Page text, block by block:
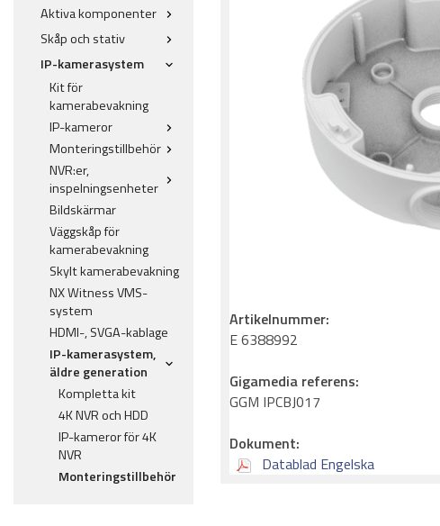
Aktiva komponenter
Skåp och stativ
IP-kamerasystem
Kit för
kamerabevakning
IP-kameror
Monteringstillbehör
NVR:er,
inspelningsenheter
Bildskärmar
Väggskåp för
kamerabevakning
Skylt kamerabevakning
NX Witness VMS-
system
HDMI-, SVGA-kablage
IP-kamerasystem,
äldre generation
Kompletta kit
4K NVR och HDD
IP-kameror för 4K
NVR
Monteringstillbehör
Artikelnummer:
E 6388992
Gigamedia referens:
GGM IPCBJ017
Dokument:
Datablad Engelska